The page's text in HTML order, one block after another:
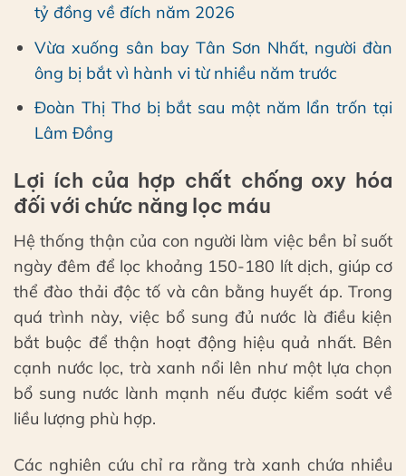
tỷ đồng về đích năm 2026
Vừa xuống sân bay Tân Sơn Nhất, người đàn
ông bị bắt vì hành vi từ nhiều năm trước
Đoàn Thị Thơ bị bắt sau một năm lẩn trốn tại
Lâm Đồng
Lợi ích của hợp chất chống oxy hóa
đối với chức năng lọc máu
Hệ thống thận của con người làm việc bền bỉ suốt
ngày đêm để lọc khoảng 150-180 lít dịch, giúp cơ
thể đào thải độc tố và cân bằng huyết áp. Trong
quá trình này, việc bổ sung đủ nước là điều kiện
bắt buộc để thận hoạt động hiệu quả nhất. Bên
cạnh nước lọc, trà xanh nổi lên như một lựa chọn
bổ sung nước lành mạnh nếu được kiểm soát về
liều lượng phù hợp.
Các nghiên cứu chỉ ra rằng trà xanh chứa nhiều